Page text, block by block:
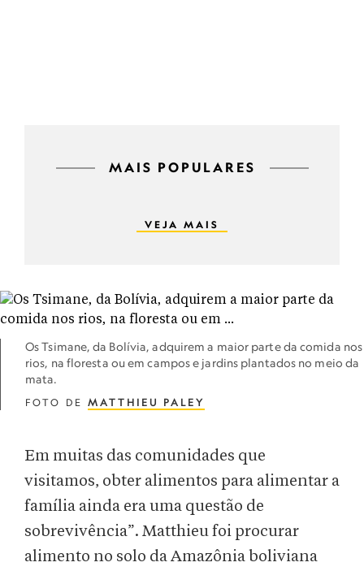
MAIS POPULARES
VEJA MAIS
Os Tsimane, da Bolívia, adquirem a maior parte da comida nos
rios, na floresta ou em campos e jardins plantados no meio da
mata.
FOTO DE MATTHIEU PALEY
Em muitas das comunidades que
visitamos, obter alimentos para alimentar a
família ainda era uma questão de
sobrevivência”. Matthieu foi procurar
alimento no solo da Amazônia boliviana